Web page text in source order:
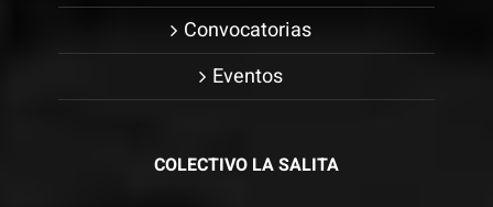
Convocatorias
Eventos
COLECTIVO LA SALITA